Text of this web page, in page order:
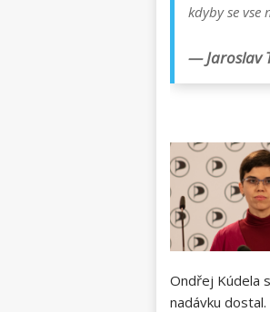
kdyby se vse
— Jaroslav
Ondřej Kúdela
nadávku